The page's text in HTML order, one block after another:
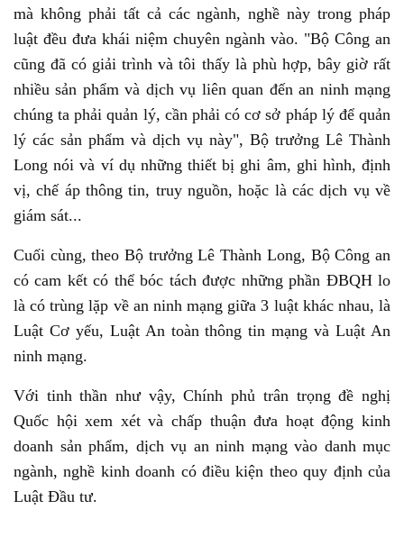
mà không phải tất cả các ngành, nghề này trong pháp
luật đều đưa khái niệm chuyên ngành vào. "Bộ Công an
cũng đã có giải trình và tôi thấy là phù hợp, bây giờ rất
nhiều sản phẩm và dịch vụ liên quan đến an ninh mạng
chúng ta phải quản lý, cần phải có cơ sở pháp lý để quản
lý các sản phẩm và dịch vụ này", Bộ trưởng Lê Thành
Long nói và ví dụ những thiết bị ghi âm, ghi hình, định
vị, chế áp thông tin, truy nguồn, hoặc là các dịch vụ về
giám sát...
Cuối cùng, theo Bộ trưởng Lê Thành Long, Bộ Công an
có cam kết có thể bóc tách được những phần ĐBQH lo
là có trùng lặp về an ninh mạng giữa 3 luật khác nhau, là
Luật Cơ yếu, Luật An toàn thông tin mạng và Luật An
ninh mạng.
Với tinh thần như vậy, Chính phủ trân trọng đề nghị
Quốc hội xem xét và chấp thuận đưa hoạt động kinh
doanh sản phẩm, dịch vụ an ninh mạng vào danh mục
ngành, nghề kinh doanh có điều kiện theo quy định của
Luật Đầu tư.